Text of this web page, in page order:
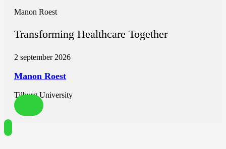
Manon Roest
Transforming Healthcare Together
2 september 2026
Manon Roest
Tilburg University